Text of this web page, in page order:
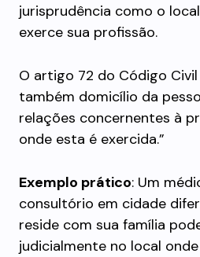
jurisprudência como o
exerce sua profissão.
O artigo 72 do Código
também domicílio da
relações concernentes à
onde esta é exercida.”
Exemplo prático: Um
consultório em cidade
reside com sua família
judicialmente no local